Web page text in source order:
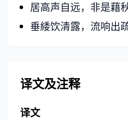
居高声自远，非是藉秋
垂緌饮清露，流响出疏
译文及注释
译文